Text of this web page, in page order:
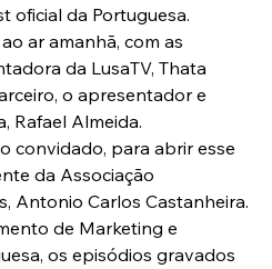
oficial da Portuguesa.
ar amanhã, com as
da LusaTV, Thata
o apresentador e
Rafael Almeida.
convidado, para abrir esse
da Associação
Antonio Carlos Castanheira.
de Marketing e
os episódios gravados